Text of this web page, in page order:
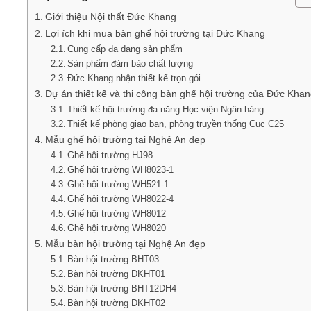
Giới thiệu Nội thất Đức Khang
Lợi ích khi mua bàn ghế hội trường tại Đức Khang
Cung cấp đa dạng sản phẩm
Sản phẩm đảm bảo chất lượng
Đức Khang nhận thiết kế trọn gói
Dự án thiết kế và thi công bàn ghế hội trường của Đức
Thiết kế hội trường đa năng Học viện Ngân hàng
Thiết kế phòng giao ban, phòng truyền thống Cục C25
Mẫu ghế hội trường tại Nghệ An đẹp
Ghế hội trường HJ98
Ghế hội trường WH8023-1
Ghế hội trường WH521-1
Ghế hội trường WH8022-4
Ghế hội trường WH8012
Ghế hội trường WH8020
Mẫu bàn hội trường tại Nghệ An đẹp
Bàn hội trường BHT03
Bàn hội trường DKHT01
Bàn hội trường BHT12DH4
Bàn hội trường DKHT02